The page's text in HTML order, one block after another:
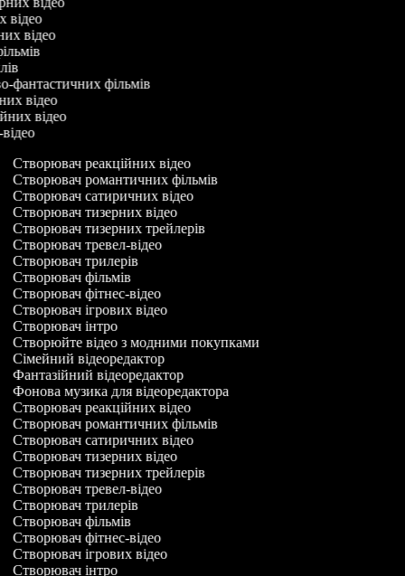
відео
відео
фантастичних фільмів
відео
відео
Створювач реакційних відео
Створювач романтичних фільмів
Створювач сатиричних відео
Створювач тизерних відео
Створювач тизерних трейлерів
Створювач тревел-відео
Створювач трилерів
Створювач фільмів
Створювач фітнес-відео
Створювач ігрових відео
Створювач інтро
Створюйте відео з модними покупками
Сімейний відеоредактор
Фантазійний відеоредактор
Фонова музика для відеоредактора
Створювач реакційних відео
Створювач романтичних фільмів
Створювач сатиричних відео
Створювач тизерних відео
Створювач тизерних трейлерів
Створювач тревел-відео
Створювач трилерів
Створювач фільмів
Створювач фітнес-відео
Створювач ігрових відео
Створювач інтро